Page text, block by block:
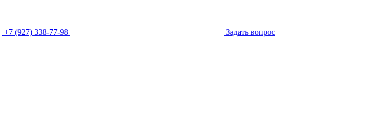
+7 (927) 338-77-98 Задать вопрос